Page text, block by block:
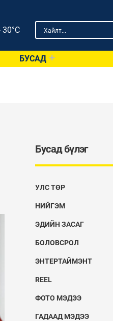
30°C
БУСАД
Бусад бүлэг
УЛС ТӨР
НИЙГЭМ
ЭДИЙН ЗАСАГ
БОЛОВСРОЛ
ЭНТЕРТАЙМЭНТ
REEL
ФОТО МЭДЭЭ
ГАДААД МЭДЭЭ